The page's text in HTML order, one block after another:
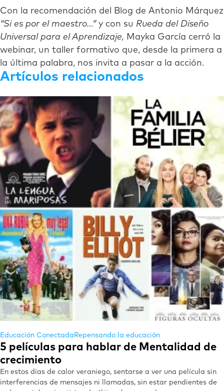
Con la recomendación del Blog de Antonio Márquez
“Si es por el maestro…”y con su Rueda del Diseño
Universal para el Aprendizaje, Mayka García cerró la
webinar, un taller formativo que, desde la primera a
la última palabra, nos invita a pasar a la acción.
Artículos relacionados
Educación Conectada Repensando la educación
5 películas para hablar de Mentalidad de
crecimiento
En estos días de calor veraniego, sentarse a ver una película sin
interferencias de mensajes ni llamadas, sin estar pendientes de